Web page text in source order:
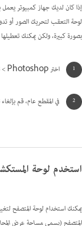
لوحة التعقب لتحريك الصور أو
بصورة كبيرة، ولكن يمكنك
اختر Photoshop > تفضيلات > واجهة (في نظام Mac OS).
في المقطع عام، قم
استخدم لوحة
يمكنك استخدام لوحة المتصفح
المتصفح (يسمىمساحة عرض